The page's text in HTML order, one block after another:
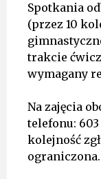
Spotkania
(przez 10
trakcie
wymagany
Na zajęcia
telefonu: 603
kolejność
ograniczona.